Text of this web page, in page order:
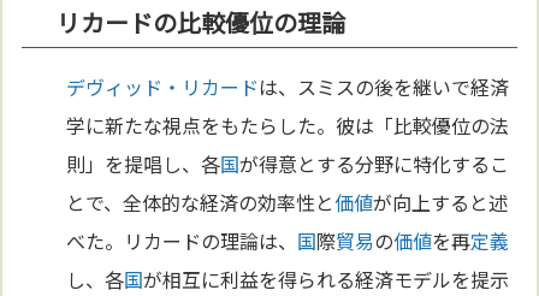
リカードの比較優位の理論
デヴィッド・リカードは、スミスの後を継いで経済
学に新たな視点をもたらした。彼は「比較優位の法
則」を提唱し、各国が得意とする分野に特化するこ
とで、全体的な経済の効率性と価値が向上すると述
べた。リカードの理論は、 国際貿易の価値を再定義
し、各国が相互に利益を得られる経済モデルを提示